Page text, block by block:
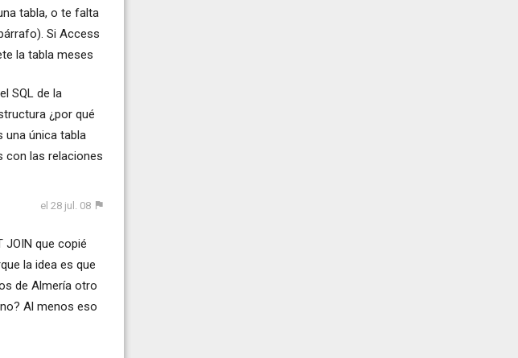
tabla, o te falta
Si Access
la tabla meses
SQL de la
¿por qué
una única tabla
con las relaciones
el 28 jul. 08
JOIN que copié
la idea es que
de Almería otro
Al menos eso